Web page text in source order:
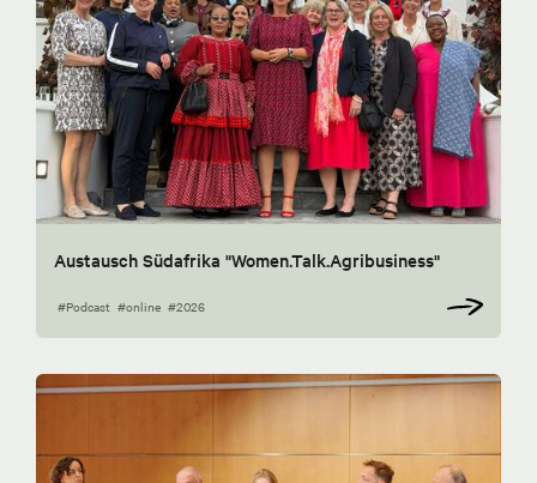
Austausch Südafrika "Women.Talk.Agribusiness"
#Podcast #online #2026